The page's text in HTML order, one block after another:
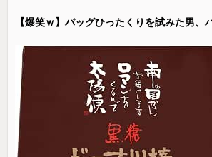
【爆笑ｗ】バッグひったくりを試みた男、